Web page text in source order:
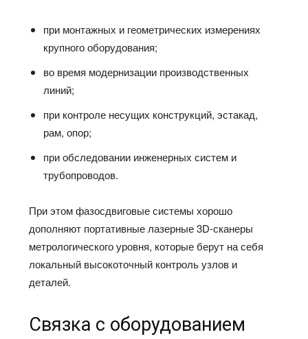
при монтажных и геометрических измерениях
крупного оборудования;
во время модернизации производственных
линий;
при контроле несущих конструкций, эстакад,
рам, опор;
при обследовании инженерных систем и
трубопроводов.
При этом фазосдвиговые системы хорошо
дополняют портативные лазерные 3D‑сканеры
метрологического уровня, которые берут на себя
локальный высокоточный контроль узлов и
деталей.
Связка с оборудованием